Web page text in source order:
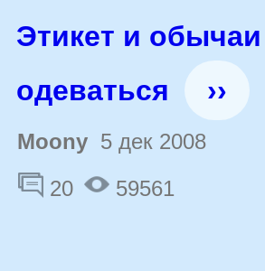
Этикет и
одеваться
››
Moony 5 дек 2008
20
59561